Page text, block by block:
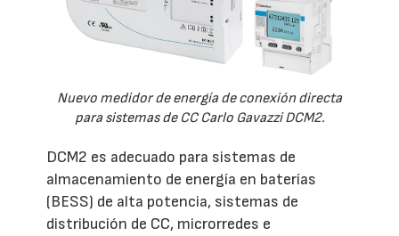
Nuevo medidor de energía de conexión directa
para sistemas de CC Carlo Gavazzi DCM2.
DCM2 es adecuado para sistemas de
almacenamiento de energía en baterías
(BESS) de alta potencia, sistemas de
distribución de CC, microrredes e